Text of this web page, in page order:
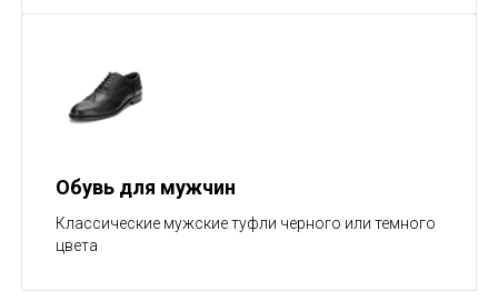
Обувь для мужчин
Классические мужские туфли черного или темного
цвета